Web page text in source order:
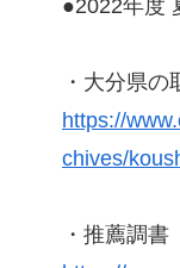
●2022年度
・大分県の
https://
chives/
・推薦調書